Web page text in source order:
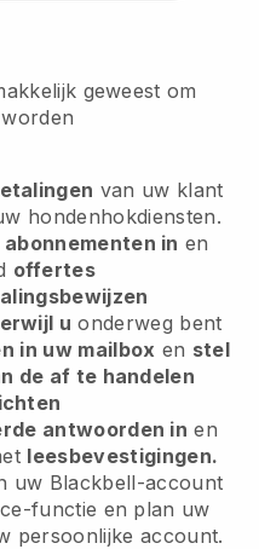
geweest om
van uw klant
hondenhokdiensten.
in en
offertes
u onderweg bent
in uw mailbox en stel
de af te handelen
antwoorden in en
leesbevestigingen.
uw Blackbell-account
functie en plan uw
persoonlijke account.